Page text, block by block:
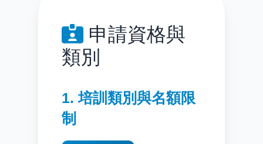
申請資格與
類別
1. 培訓類別與名額限
制